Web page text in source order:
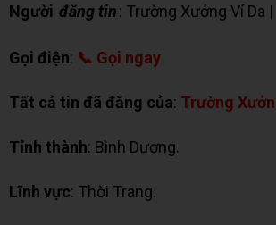
Người đăng tin: Trường Xưởng Ví Da |
Gọi điện: 📞 Gọi ngay
Tất cả tin đã đăng của: Trường
Tỉnh thành: Bình Dương.
Lĩnh vực: Thời Trang.